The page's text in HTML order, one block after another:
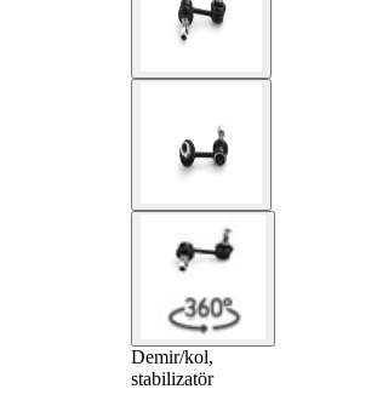
Demir/kol,
stabilizatör